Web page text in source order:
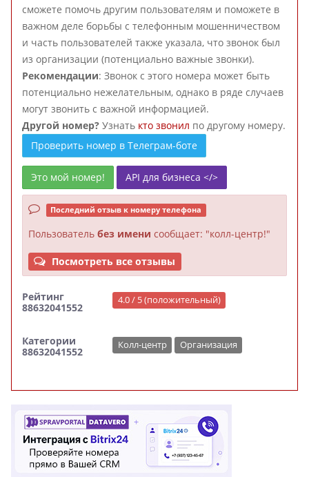
сможете помочь другим пользователям и поможете в
важном деле борьбы с телефонным мошенничеством
и часть пользователей также указала, что звонок был
из организации (потенциально важные звонки).
Рекомендации: Звонок с этого номера может быть
потенциально нежелательным, однако в ряде случаев
могут звонить с важной информацией.
Другой номер? Узнать кто звонил по другому номеру.
Проверить номер в Телеграм-боте
Это мой номер! API для бизнеса </>
Последний отзыв к номеру телефона
Пользователь без имени сообщает: "колл-центр!"
Посмотреть все отзывы
Рейтинг
88632041552
4.0 / 5 (положительный)
Категории
88632041552
Колл-центр Организация